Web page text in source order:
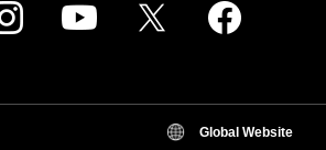
Global Website